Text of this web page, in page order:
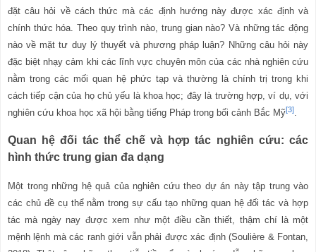
đặt câu hỏi về cách thức mà các định hướng này được xác định và
chính thức hóa. Theo quy trình nào, trung gian nào? Và những tác động
nào về mặt tư duy lý thuyết và phương pháp luận? Những câu hỏi này
đặc biệt nhạy cảm khi các lĩnh vực chuyên môn của các nhà nghiên cứu
nằm trong các mối quan hệ phức tạp và thường là chính trị trong khi
cách tiếp cận của họ chủ yếu là khoa học; đây là trường hợp, ví dụ, với
nghiên cứu khoa học xã hội bằng tiếng Pháp trong bối cảnh Bắc Mỹ[3]
Quan hệ đối tác thể chế và hợp tác nghiên cứu: các
hình thức trung gian đa dạng
Một trong những hệ quả của nghiên cứu theo dự án này tập trung vào
các chủ đề cụ thể nằm trong sự cấu tạo những quan hệ đối tác và hợp
tác mà ngày nay được xem như một điều cần thiết, thậm chí là một
mệnh lệnh mà các ranh giới vẫn phải được xác định (Soulière & Fontan,